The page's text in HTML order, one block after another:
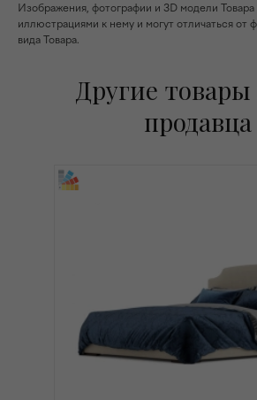
Изображения, фотографии и 3D модели Товара
иллюстрациями к нему и могут отличаться от
вида Товара.
Другие товары
продавца